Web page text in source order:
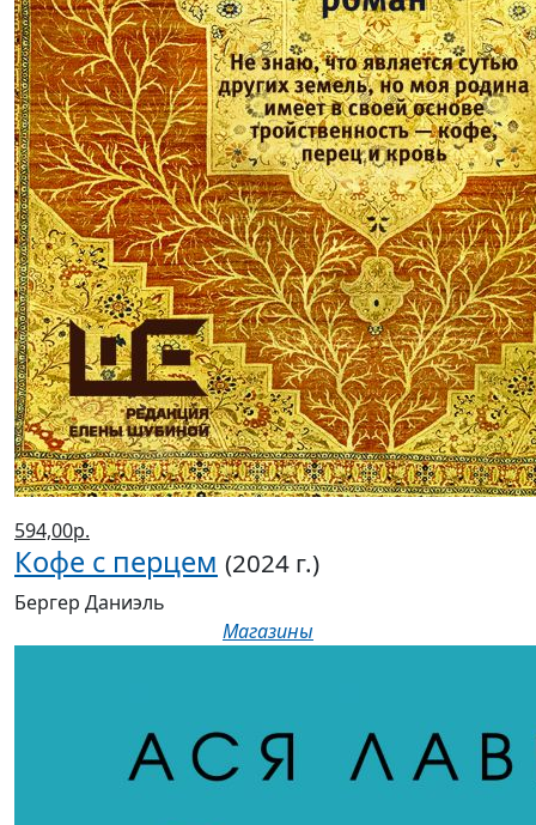
594,00р.
Кофе с перцем (2024 г.)
Бергер Даниэль
Магазины